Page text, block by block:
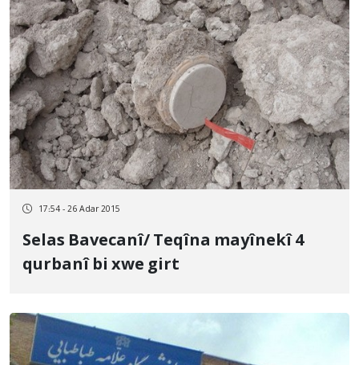
17:54 - 26 Adar 2015
Selas Bavecanî/ Teqîna mayînekî 4
qurbanî bi xwe girt